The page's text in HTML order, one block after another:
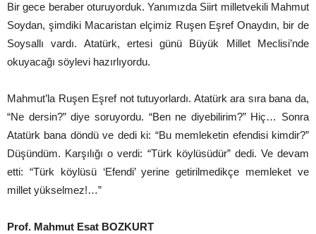
Bir gece beraber oturuyorduk. Yanımızda Siirt milletvekili Mahmut
Soydan, şimdiki Macaristan elçimiz Ruşen Eşref Onaydın, bir de
Soysallı vardı. Atatürk, ertesi günü Büyük Millet Meclisi’nde
okuyacağı söylevi hazırlıyordu.
Mahmut’la Ruşen Eşref not tutuyorlardı. Atatürk ara sıra bana da,
“Ne dersin?” diye soruyordu. “Ben ne diyebilirim?” Hiç… Sonra
Atatürk bana döndü ve dedi ki: “Bu memleketin efendisi kimdir?”
Düşündüm. Karşılığı o verdi: “Türk köylüsüdür” dedi. Ve devam
etti: “Türk köylüsü ‘Efendi’ yerine getirilmedikçe memleket ve
millet yükselmez!…”
Prof. Mahmut Esat BOZKURT